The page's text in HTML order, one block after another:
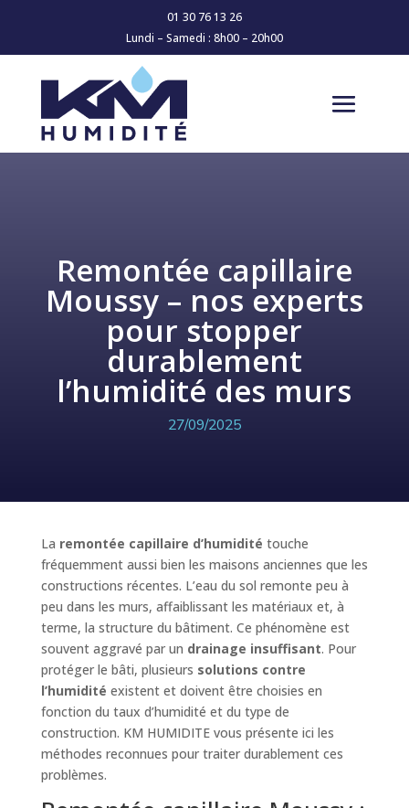
01 30 76 13 26
Lundi – Samedi : 8h00 – 20h00
Remontée capillaire
Moussy – nos experts
pour stopper
durablement
l’humidité des murs
27/09/2025
La remontée capillaire d’humidité touche
fréquemment aussi bien les maisons anciennes que les
constructions récentes. L’eau du sol remonte peu à
peu dans les murs, affaiblissant les matériaux et, à
terme, la structure du bâtiment. Ce phénomène est
souvent aggravé par un drainage insuffisant. Pour
protéger le bâti, plusieurs solutions contre
l’humidité existent et doivent être choisies en
fonction du taux d’humidité et du type de
construction. KM HUMIDITE vous présente ici les
méthodes reconnues pour traiter durablement ces
problèmes.